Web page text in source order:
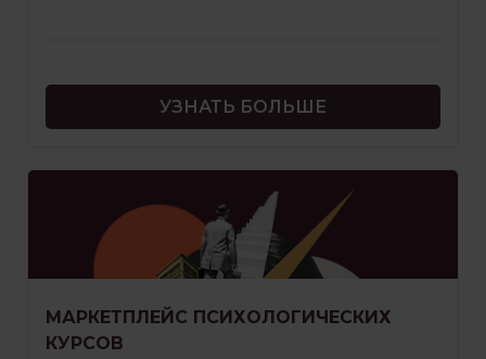
УЗНАТЬ БОЛЬШЕ
МАРКЕТПЛЕЙС ПСИХОЛОГИЧЕСКИХ
КУРСОВ